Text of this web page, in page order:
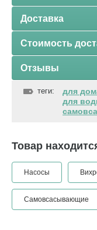
Доставка
Стоимость
Отзывы
теги: для
для
Товар
Насосы
Самовсасывающие